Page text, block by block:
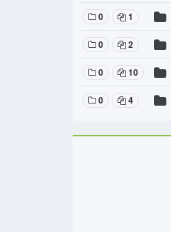
0 1
0 2
0 10
0 4